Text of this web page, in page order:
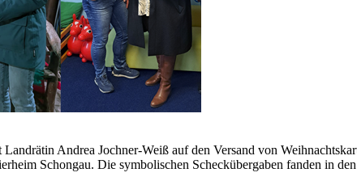
Andrea Jochner-Weiß auf den Versand von
Schongau. Die symbolischen Scheckübergaben fanden in